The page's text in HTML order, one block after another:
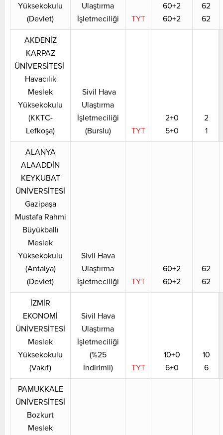
Yüksekokulu
(Devlet)
Ulaştırma
İşletmeciliği
TYT
60+2
60+2
62
62
AKDENİZ
KARPAZ
ÜNİVERSİTESİ
Havacılık
Meslek
Yüksekokulu
(KKTC-
Lefkoşa)
Sivil Hava
Ulaştırma
İşletmeciliği
(Burslu)
TYT
2+0
5+0
2
1
ALANYA
ALAADDİN
KEYKUBAT
ÜNİVERSİTESİ
Gazipaşa
Mustafa Rahmi
Büyükballı
Meslek
Yüksekokulu
(Antalya)
(Devlet)
Sivil Hava
Ulaştırma
İşletmeciliği
TYT
60+2
60+2
62
62
İZMİR
EKONOMİ
ÜNİVERSİTESİ
Meslek
Yüksekokulu
(Vakıf)
Sivil Hava
Ulaştırma
İşletmeciliği
(%25
İndirimli)
TYT
10+0
6+0
10
6
PAMUKKALE
ÜNİVERSİTESİ
Bozkurt
Meslek